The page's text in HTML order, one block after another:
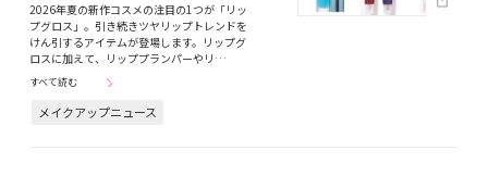
2026年夏の新作コスメの注目の1つが「リッ
プグロス」。引き続きツヤリップトレンドを
けん引するアイテムが登場します。リップグ
ロスに加えて、リッププランパーやリ…
すべて読む
メイクアップニュース